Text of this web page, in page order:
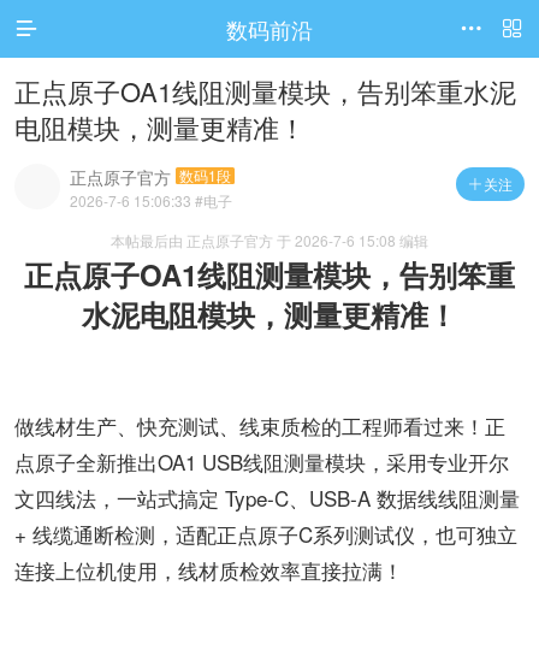
访问电脑版
 数码前沿 

正点原子OA1线阻测量模块，告别笨重水泥
电阻模块，测量更精准！
 关注
正点原子官方 数码1段
2026-7-6 15:06:33 #电子
本帖最后由 正点原子官方 于 2026-7-6 15:08 编辑
正点原子OA1线阻测量模块，告别笨重
水泥电阻模块，测量更精准！
做线材生产、快充测试、线束质检的工程师看过来！正
点原子全新推出OA1 USB线阻测量模块，采用专业开尔
文四线法，一站式搞定 Type‑C、USB‑A 数据线线阻测量
+ 线缆通断检测，适配正点原子C系列测试仪，也可独立
连接上位机使用，线材质检效率直接拉满！